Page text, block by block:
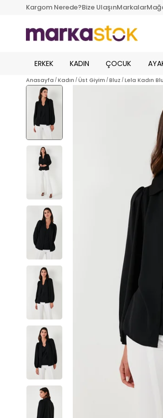
Kargom Nerede?Bize UlaşınMarkalar
ERKEK KADIN ÇOCUK
Anasayfa Kadın Üst Giyim Bluz Lela Kadın